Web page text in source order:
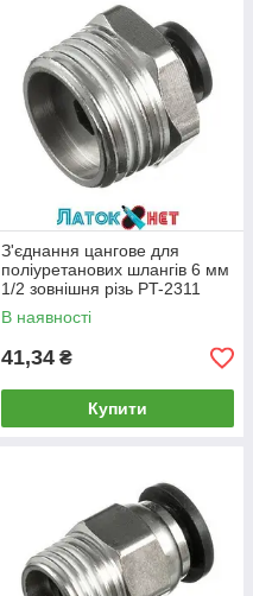
З'єднання цангове для
поліуретанових шлангів 6 мм
1/2 зовнішня різь PT-2311
Intertool
В наявності
41,34 ₴
Купити